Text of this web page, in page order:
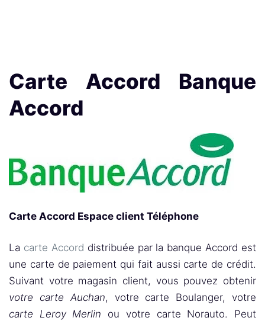
Carte Accord Banque
Accord
Carte Accord Espace client Téléphone
La carte Accord distribuée par la banque Accord est
une carte de paiement qui fait aussi carte de crédit.
Suivant votre magasin client, vous pouvez obtenir
votre carte Auchan, votre carte Boulanger, votre
carte Leroy Merlin ou votre carte Norauto. Peut